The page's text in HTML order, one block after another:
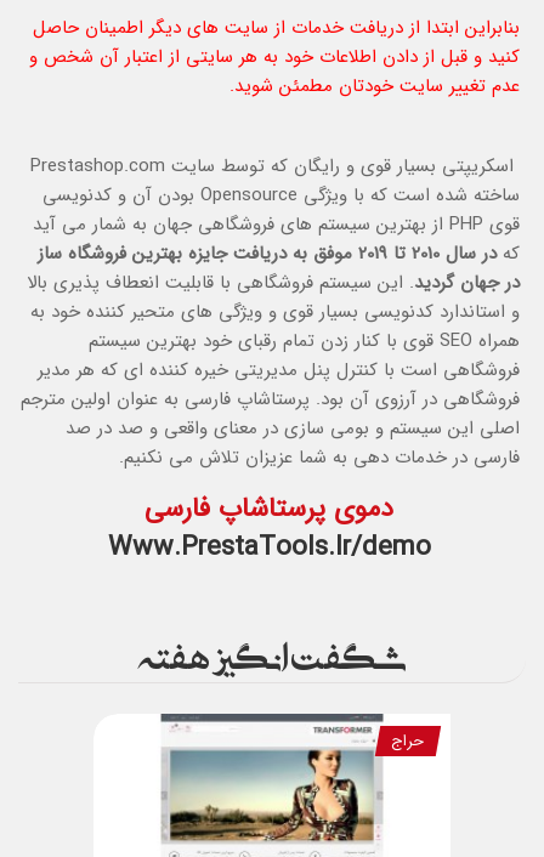
بنابراین ابتدا از دریافت خدمات از سایت های دیگر اطمینان حاصل
کنید و قبل از دادن اطلاعات خود به هر سایتی از اعتبار آن شخص و
عدم تغییر سایت خودتان مطمئن شوید.
اسکریپتی بسیار قوی و رایگان که توسط سایت Prestashop.com
ساخته شده است كه با ويژگي Opensource بودن آن و كدنويسي
قوي PHP از بهترين سيستم هاي فروشگاهي جهان به شمار مي آيد
كه
در سال 2010 تا 2019 موفق به دريافت جايزه بهترين فروشگاه ساز
در جهان گرديد. اين سيستم فروشگاهي با قابليت انعطاف پذيري بالا
و استاندارد كدنويسي بسيار قوي و ويژگي هاي متحير كننده خود به
همراه SEO قوي با كنار زدن تمام رقباي خود بهترين سيستم
فروشگاهي است با كنترل پنل مديريتي خيره كننده اي كه هر مدير
فروشگاهي در آرزوي آن بود. پرستاشاپ فارسی به عنوان اولین مترجم
اصلي اين سيستم و بومي سازي در معنای واقعی و صد در صد
فارسی در خدمات دهي به شما عزیزان تلاش مي نکنیم.
دموی پرستاشاپ فارسی
Www.PrestaTools.Ir/demo
شگفت انگیز هفته
حراج